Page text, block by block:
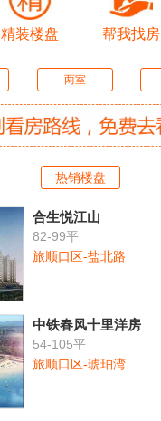
精装楼盘 帮我找房
两室
热销楼盘
合生悦江山
82-99平
旅顺口区-盐北路
中铁春风十里洋房
54-105平
旅顺口区-琥珀湾